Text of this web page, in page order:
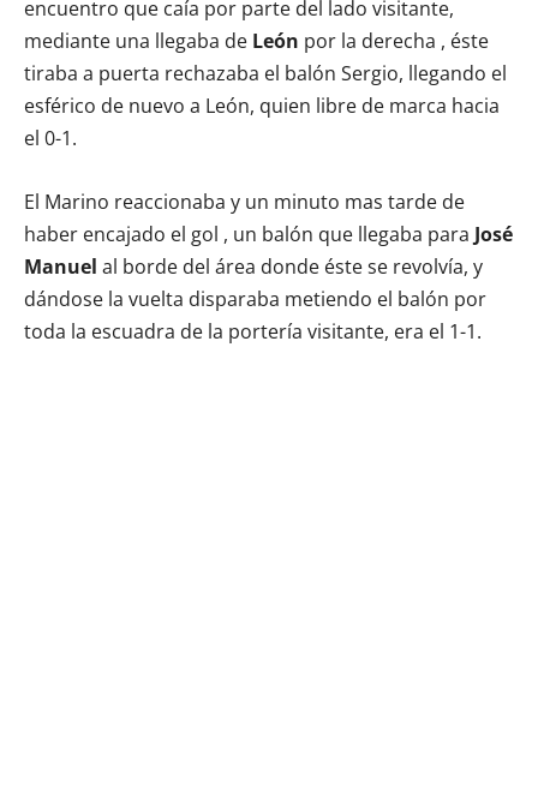
encuentro que caía por parte del lado visitante,
mediante una llegaba de León por la derecha , éste
tiraba a puerta rechazaba el balón Sergio, llegando el
esférico de nuevo a León, quien libre de marca hacia
el 0-1.
El Marino reaccionaba y un minuto mas tarde de
haber encajado el gol , un balón que llegaba para José
Manuel al borde del área donde éste se revolvía, y
dándose la vuelta disparaba metiendo el balón por
toda la escuadra de la portería visitante, era el 1-1.